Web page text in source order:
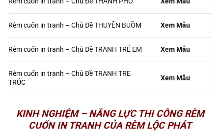
Rèm cuốn in tranh – Chủ Đề THUYỀN BUỒM Xem Mẫu
Rèm cuốn in tranh – Chủ Đề TRANH TRẺ EM Xem Mẫu
Rèm cuốn in tranh – Chủ Đề TRANH TRE
TRÚC
Xem Mẫu
KINH NGHIỆM – NĂNG LỰC THI CÔNG RÈM
CUỐN IN TRANH CỦA RÈM LỘC PHÁT